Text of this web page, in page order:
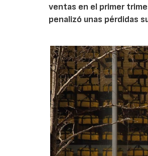
ventas en el primer
penalizó unas pérdidas